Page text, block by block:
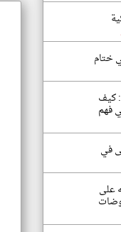
ختام
كيف
صاروخ فالكون 9 في فهم
في
على